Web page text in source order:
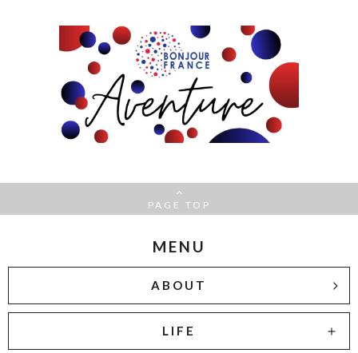
PAGE TOP
MENU
ABOUT
LIFE